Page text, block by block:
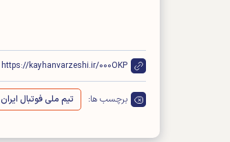
https://kayhanvarzeshi.ir/000OKP
برچسب ها: تیم ملی فوتبال ایران